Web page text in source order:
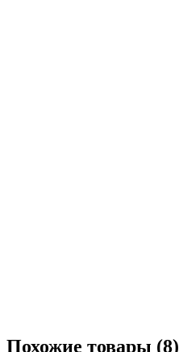
Похожие товары (8)